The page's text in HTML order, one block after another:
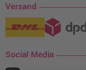
Versand
Social Media